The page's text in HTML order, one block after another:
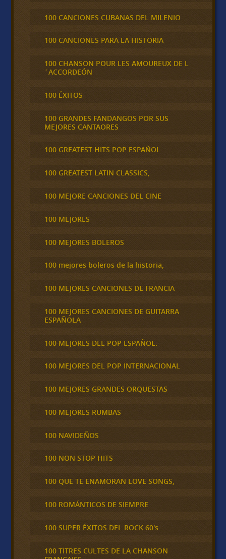
100 CANCIONES CUBANAS DEL MILENIO
100 CANCIONES PARA LA HISTORIA
100 CHANSON POUR LES AMOUREUX DE L
´ACCORDEÓN
100 ÉXITOS
100 GRANDES FANDANGOS POR SUS
MEJORES CANTAORES
100 GREATEST HITS POP ESPAÑOL
100 GREATEST LATIN CLASSICS,
100 MEJORE CANCIONES DEL CINE
100 MEJORES
100 MEJORES BOLEROS
100 mejores boleros de la historia,
100 MEJORES CANCIONES DE FRANCIA
100 MEJORES CANCIONES DE GUITARRA
ESPAÑOLA
100 MEJORES DEL POP ESPAÑOL.
100 MEJORES DEL POP INTERNACIONAL
100 MEJORES GRANDES ORQUESTAS
100 MEJORES RUMBAS
100 NAVIDEÑOS
100 NON STOP HITS
100 QUE TE ENAMORAN LOVE SONGS,
100 ROMÁNTICOS DE SIEMPRE
100 SUPER ÉXITOS DEL ROCK 60's
100 TITRES CULTES DE LA CHANSON